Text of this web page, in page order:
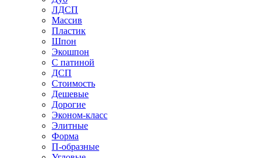
ЛДСП
Массив
Пластик
Шпон
Экошпон
С патиной
ДСП
Стоимость
Дешевые
Дорогие
Эконом-класс
Элитные
Форма
П-образные